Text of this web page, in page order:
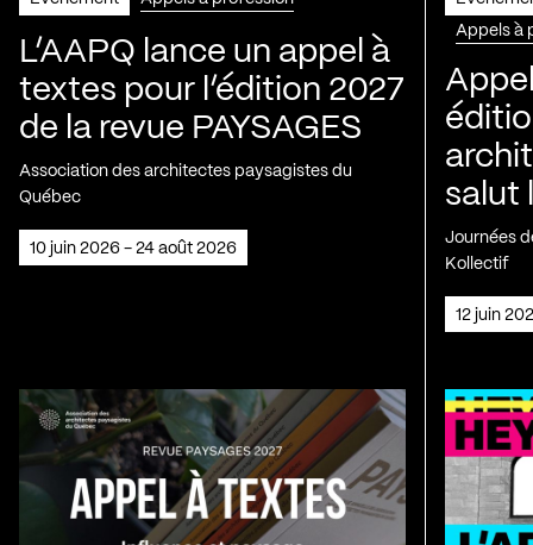
L’AAPQ lance un appel à
textes pour l’édition 2027
de la revue PAYSAGES
Association des architectes paysagistes du
Québec
10 juin 2026 - 24 août 2026
Appels à
salut
Journées
Kollectif
12 juin